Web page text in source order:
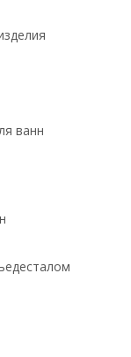
ванн